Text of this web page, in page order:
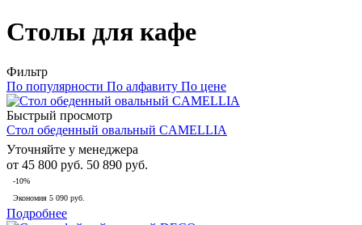
Столы для кафе
Фильтр
По популярности По алфавиту По цене
Быстрый просмотр
Стол обеденный овальный CAMELLIA
Уточняйте у менеджера
от 45 800 руб. 50 890 руб.
-10%
Экономия 5 090 руб.
Подробнее